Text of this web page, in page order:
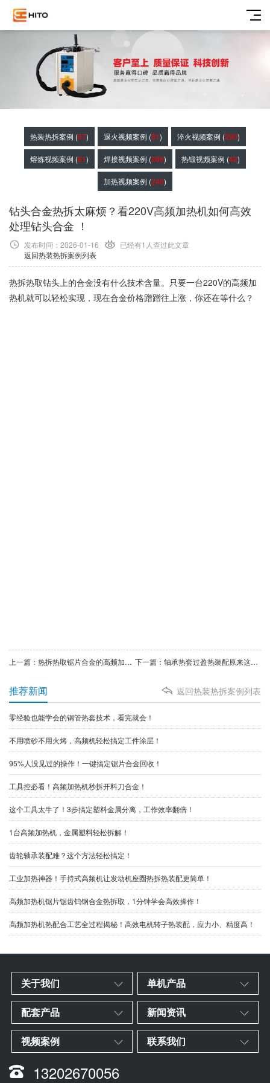
热装热拆案例 (67) 退火视频案例 (81) 淬火视频案例 (290)
熔炼视频案例 (81) 焊接视频案例 (286) 热锻视频案例 (42)
加热视频案例 (246)
钻头合金热拆太麻烦？看220V高频加热机如何高效
处理钻头合金 ！
发布时间：2026-01-16 已经有1 人查过此文章
返回热装热拆案例列表
热拆热取钻头上的合金没有什么技术含量。只要一台220V的高频加
热机就可以轻松实现，现在合金价格蹭蹭往上涨，你还在等什么？
上一篇：热拆热取锯片合金的高频加热机只要两千多块钱 下一篇：轴承热套过盈热装配原来这么简单！一台高频加热机就能搞定!
返回热装热拆案例列表
推荐新闻
零经验也能学会的铜管热套技术，看完就会！
不用喷砂不用火烤，高频机轻松搞定工件涂层！
95%人没见过的操作！一键搞定锯片合金回收！
工具控必看！高频加热机秒拆开料刀合金！
这个工具太牛了！3步搞定塑料金属分离，工作效率翻倍！
1台高频加热机，金属塑料轻松拆解！
齿轮轴承装配难？这个方法轻松搞定！
​工业加热神器！手持式高频机让发动机座圈热拆热装配更简单！
高频加热机锯片锯齿钨钢合金热拆取，1分钟学会高效操作！
高频加热机热配合工艺全过程揭秘！高效电机转子热装配，应力小、精度高！
关于我们 单机产品
配套产品 新闻资讯
视频案例 联系我们
13202670056